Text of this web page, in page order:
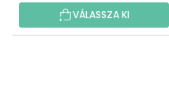
VÁLASSZA KI